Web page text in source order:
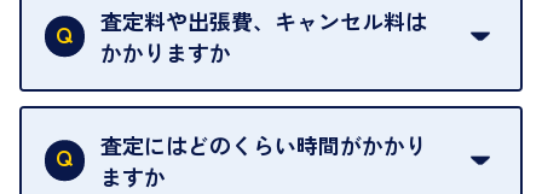
い。
お急ぎの場合はスタッフに一言お声がけください。
可能な限り、迅速に対応させていただきます。
は基本的に販売へと回されます。買い戻しはできま
せんので、ご了承ください。
グオフが可能です。
契約破棄という形で、お品物をお戻しすることがで
きます。
査定料や出張費、キャンセル料は
かかりますか
一切いただいておりません。査定金額にご納得いた
だけない場合は、その場でお断りいただいても問題
ございません。お気軽にご相談ください。
査定にはどのくらい時間がかかり
ますか